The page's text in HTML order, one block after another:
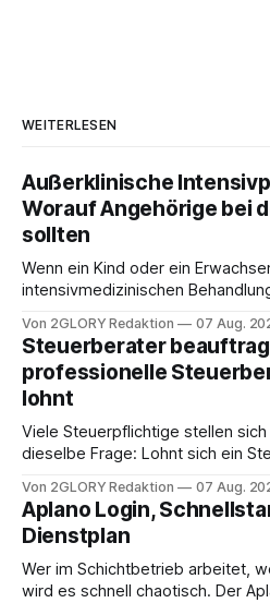
WEITERLESEN
Außerklinische
Worauf Angehörige bei
sollten
Wenn ein Kind oder ein
intensivmedizinischen
angewiesen ist, stellt sich für
Frage: Muss die Versorgung
oder ist ein Leben zu Hause
Intensivpflege bietet genau diese
Von 2GLORY Redaktion 07 Aug.
Steuerberater
professionelle
lohnt
Viele Steuerpflichtige stellen
dieselbe Frage: Lohnt sich ein
erledigen? Die kurze Antwort: Bei
Einkommensverhältnissen reicht
aus – sobald jedoch mehrere
zusammentreffen oder größere
anstehen, zahlt sich
Von 2GLORY Redaktion 07 Aug.
Aplano Login,
Dienstplan
Wer im Schichtbetrieb arbeitet,
wird es schnell chaotisch. Der